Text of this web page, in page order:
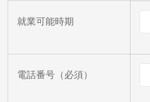
就業可能時期
電話番号 （必須）